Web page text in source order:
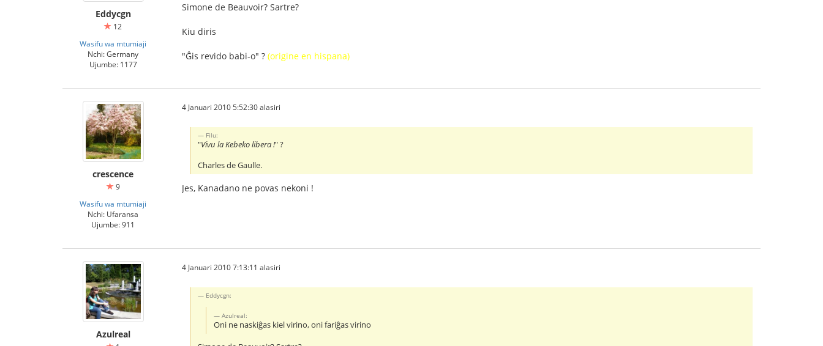
Eddycgn
12
Wasifu wa mtumiaji
Nchi: Germany
Ujumbe: 1177
Simone de Beauvoir? Sartre?
Kiu diris
"Ĝis revido babi-o" ? (origine en hispana)
crescence
9
Wasifu wa mtumiaji
Nchi: Ufaransa
Ujumbe: 911
4 Januari 2010 5:52:30 alasiri
Filu:
"Vivu la Kebeko libera !" ?
Charles de Gaulle.
Jes, Kanadano ne povas nekoni !
Azulreal
4 Januari 2010 7:13:11 alasiri
Eddycgn:
Azulreal:
Oni ne naskiĝas kiel virino, oni fariĝas virino